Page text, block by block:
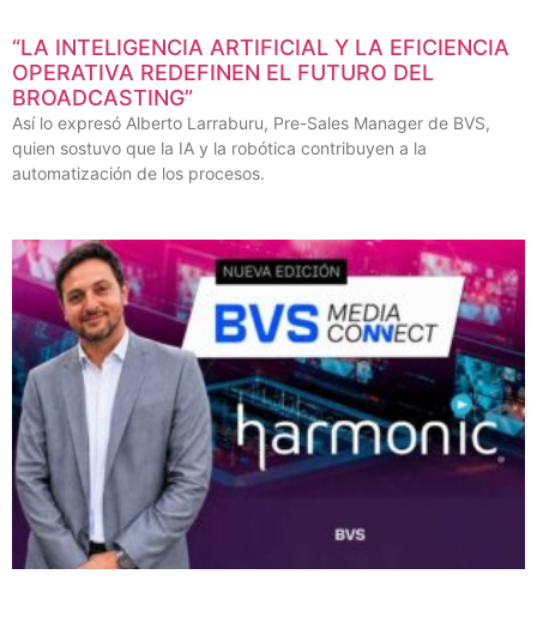
“LA INTELIGENCIA ARTIFICIAL Y LA EFICIENCIA
OPERATIVA REDEFINEN EL FUTURO DEL
BROADCASTING”
Así lo expresó Alberto Larraburu, Pre-Sales Manager de BVS,
quien sostuvo que la IA y la robótica contribuyen a la
automatización de los procesos.